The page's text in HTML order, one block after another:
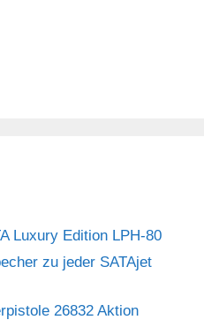
Luxury Edition LPH-80
zu jeder SATAjet
26832 Aktion